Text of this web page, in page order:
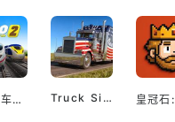
欧洲列车模拟2 Truck Simulator EVO: Drive USA